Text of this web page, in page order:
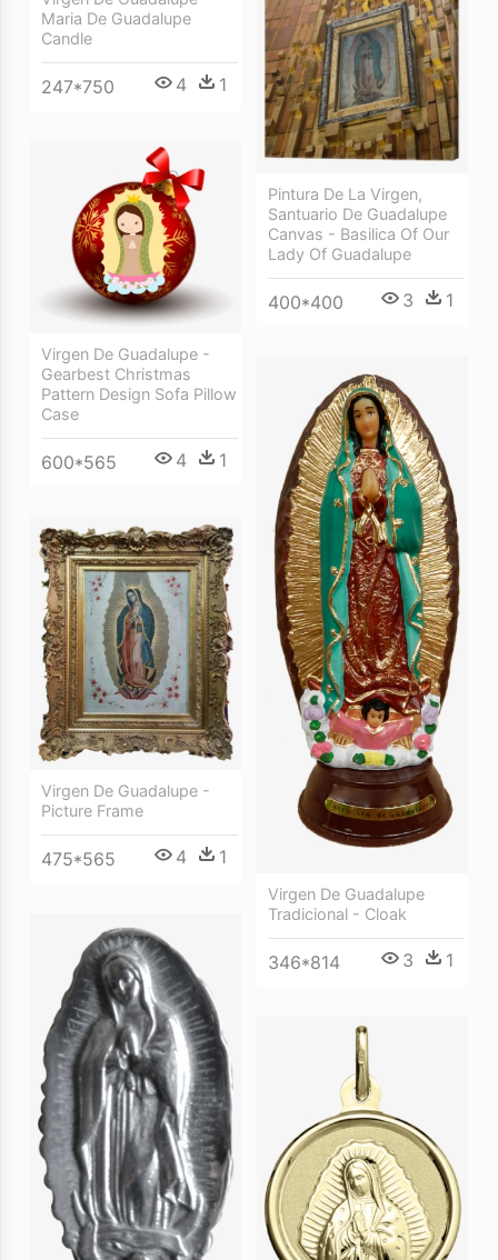
Maria De Guadalupe
Candle
247*750 4 1
Pintura De La Virgen,
Santuario De Guadalupe
Canvas - Basilica Of Our
Lady Of Guadalupe
400*400 3 1
Virgen De Guadalupe -
Gearbest Christmas
Pattern Design Sofa Pillow
Case
600*565 4 1
Virgen De Guadalupe
Tradicional - Cloak
346*814 3 1
Virgen De Guadalupe -
Picture Frame
475*565 4 1